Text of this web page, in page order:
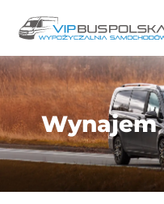
Przejdź
do
treści
Wynajem